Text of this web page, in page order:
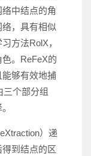
中结点的角
，具有相似
方法RolX，
。ReFeX的
够有效地捕
个部分组
）递
到结点的区